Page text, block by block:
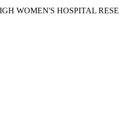
WOMEN'S HOSPITAL RESE